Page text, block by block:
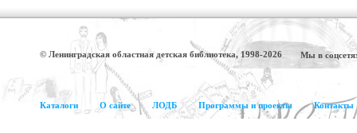
© Ленинградская областная детская библиотека, 1998-2026 Мы в
Каталоги О сайте ЛОДБ Программы и проекты Контакты